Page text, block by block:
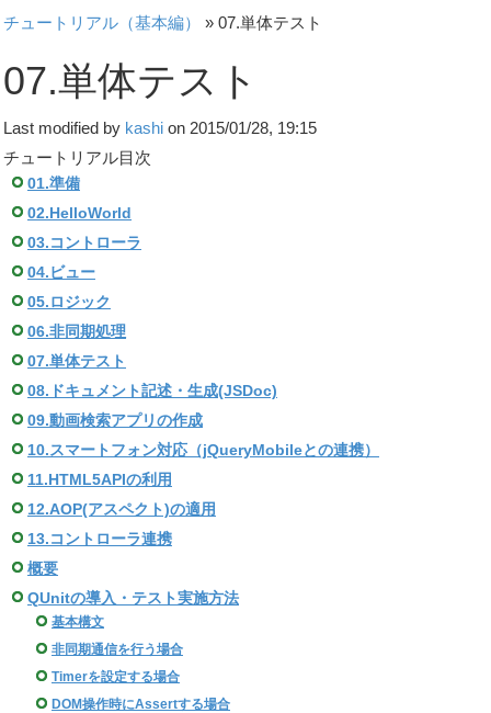
チュートリアル（基本編）
» 07.単体テスト
07.単体テスト
Last modified by kashi on 2015/01/28, 19:15
チュートリアル目次
01.準備
02.HelloWorld
03.コントローラ
04.ビュー
05.ロジック
06.非同期処理
07.単体テスト
08.ドキュメント記述・生成(JSDoc)
09.動画検索アプリの作成
10.スマートフォン対応（jQueryMobileとの連携）
11.HTML5APIの利用
12.AOP(アスペクト)の適用
13.コントローラ連携
概要
QUnitの導入・テスト実施方法
基本構文
非同期通信を行う場合
Timerを設定する場合
DOM操作時にAssertする場合